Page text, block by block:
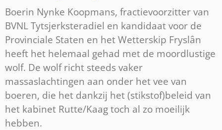
Boerin Nynke Koopmans, fractievoorzitter van
BVNL Tytsjerksteradiel en kandidaat voor de
Provinciale Staten en het Wetterskip Fryslân
heeft het helemaal gehad met de moordlustige
wolf. De wolf richt steeds vaker
massaslachtingen aan onder het vee van
boeren, die het dankzij het (stikstof)beleid van
het kabinet Rutte/Kaag toch al zo moeilijk
hebben.